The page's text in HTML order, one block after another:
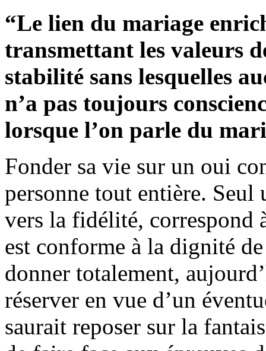
“Le lien du mariage
transmettant les valeurs
stabilité sans lesquelles
n’a pas toujours
lorsque l’on parle du
Fonder sa vie sur un oui
personne tout entière.
vers la fidélité, correspond
est conforme à la dignité
donner totalement,
réserver en vue d’un
saurait reposer sur la